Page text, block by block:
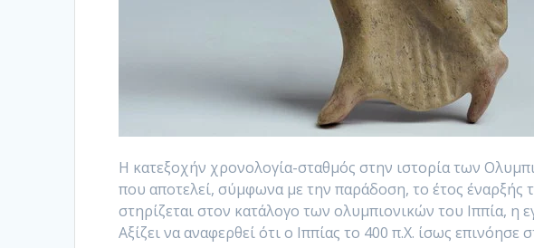
Η κατεξοχήν χρονολογία-σταθμός στην ιστορία των
που αποτελεί, σύμφωνα με την παράδοση, το έτος έναρξής
στηρίζεται στον κατάλογο των ολυμπιονικών του Ιππία, η
Αξίζει να αναφερθεί ότι ο Ιππίας το 400 π.Χ. ίσως επινόησε